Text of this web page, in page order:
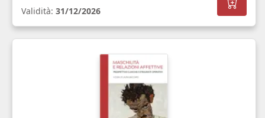
Validità: 31/12/2026